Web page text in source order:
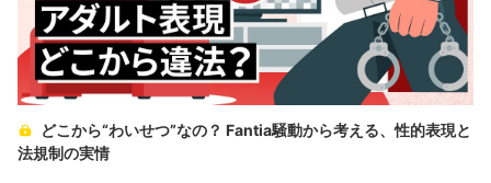
どこから“わいせつ”なの？ Fantia騒動から考える、性的表現と
法規制の実情